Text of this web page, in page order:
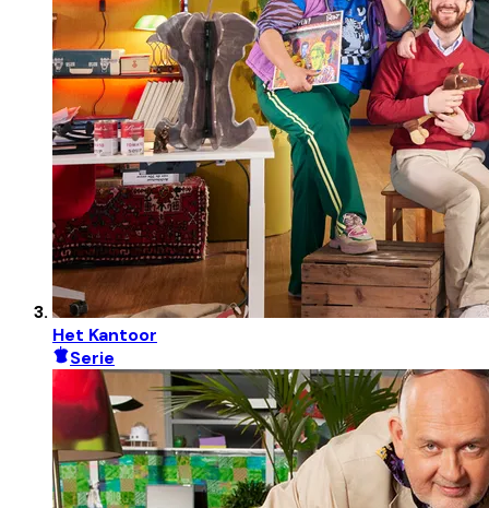
Het Kantoor
Serie